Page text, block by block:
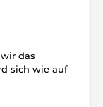
das
sich wie auf